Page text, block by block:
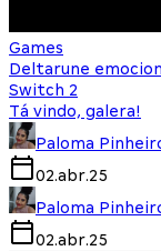
Games
Deltarune
Switch 2
Tá vindo, galera!
Paloma
02.abr.25
Paloma
02.abr.25